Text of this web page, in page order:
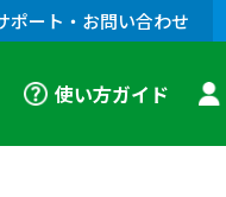
ポート・お問い合わせ
使い方ガイド